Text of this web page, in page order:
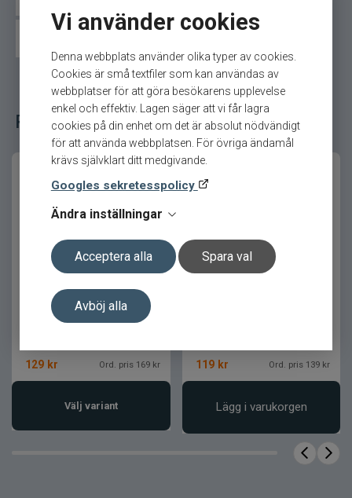
Vi använder cookies
Denna webbplats använder olika typer av cookies.
Cookies är små textfiler som kan användas av
webbplatser för att göra besökarens upplevelse
enkel och effektiv. Lagen säger att vi får lagra
cookies på din enhet om det är absolut nödvändigt
för att använda webbplatsen. För övriga ändamål
krävs självklart ditt medgivande.
Googles sekretesspolicy
Ändra inställningar
Acceptera alla Spara val
Avböj alla
val i beteslådan.
Produktfördelar
Djupgående gång för effektivt fiske på
rätt nivå
Stabil och rullande rörelse som triggar
hugg
Lättfiskad design som passar många
Fungerar både för kastfiske och trolling
Pålitlig kvalitet från Rapala
Egenskap
Gångdjup
Djupgående
Hårdplastkropp med
integrerad sked
Sked
Fast monterad
Relaterade fiskeredskap för ditt fiske
Scatter Rap Deep Husky
129 kr Ord. pris 169 kr
Välj variant
Rapala X-Light Shad
119 kr Ord. pris 139 kr
Lägg i varukorgen